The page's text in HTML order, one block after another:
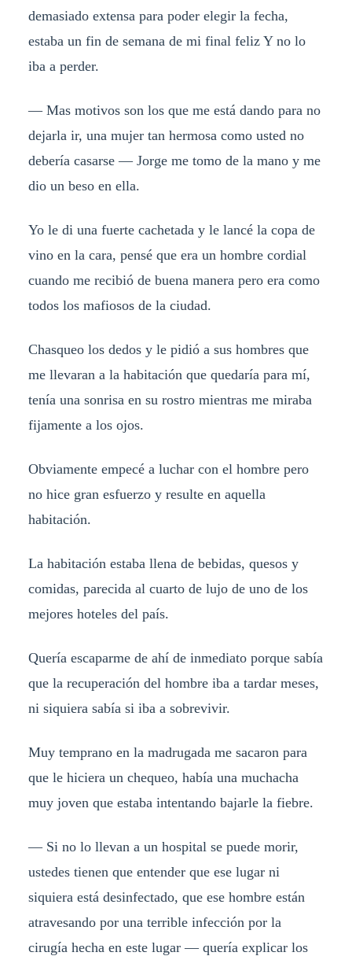
demasiado extensa para poder elegir la fecha,
estaba un fin de semana de mi final feliz Y no lo
iba a perder.
— Mas motivos son los que me está dando para no
dejarla ir, una mujer tan hermosa como usted no
debería casarse — Jorge me tomo de la mano y me
dio un beso en ella.
Yo le di una fuerte cachetada y le lancé la copa de
vino en la cara, pensé que era un hombre cordial
cuando me recibió de buena manera pero era como
todos los mafiosos de la ciudad.
Chasqueo los dedos y le pidió a sus hombres que
me llevaran a la habitación que quedaría para mí,
tenía una sonrisa en su rostro mientras me miraba
fijamente a los ojos.
Obviamente empecé a luchar con el hombre pero
no hice gran esfuerzo y resulte en aquella
habitación.
La habitación estaba llena de bebidas, quesos y
comidas, parecida al cuarto de lujo de uno de los
mejores hoteles del país.
Quería escaparme de ahí de inmediato porque sabía
que la recuperación del hombre iba a tardar meses,
ni siquiera sabía si iba a sobrevivir.
Muy temprano en la madrugada me sacaron para
que le hiciera un chequeo, había una muchacha
muy joven que estaba intentando bajarle la fiebre.
— Si no lo llevan a un hospital se puede morir,
ustedes tienen que entender que ese lugar ni
siquiera está desinfectado, que ese hombre están
atravesando por una terrible infección por la
cirugía hecha en este lugar — quería explicar los